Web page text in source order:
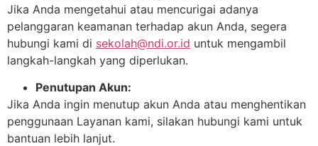
Jika Anda mengetahui atau mencurigai adanya
pelanggaran keamanan terhadap akun Anda, segera
hubungi kami di sekolah@ndi.or.id untuk mengambil
langkah-langkah yang diperlukan.
Penutupan Akun:
Jika Anda ingin menutup akun Anda atau menghentikan
penggunaan Layanan kami, silakan hubungi kami untuk
bantuan lebih lanjut.